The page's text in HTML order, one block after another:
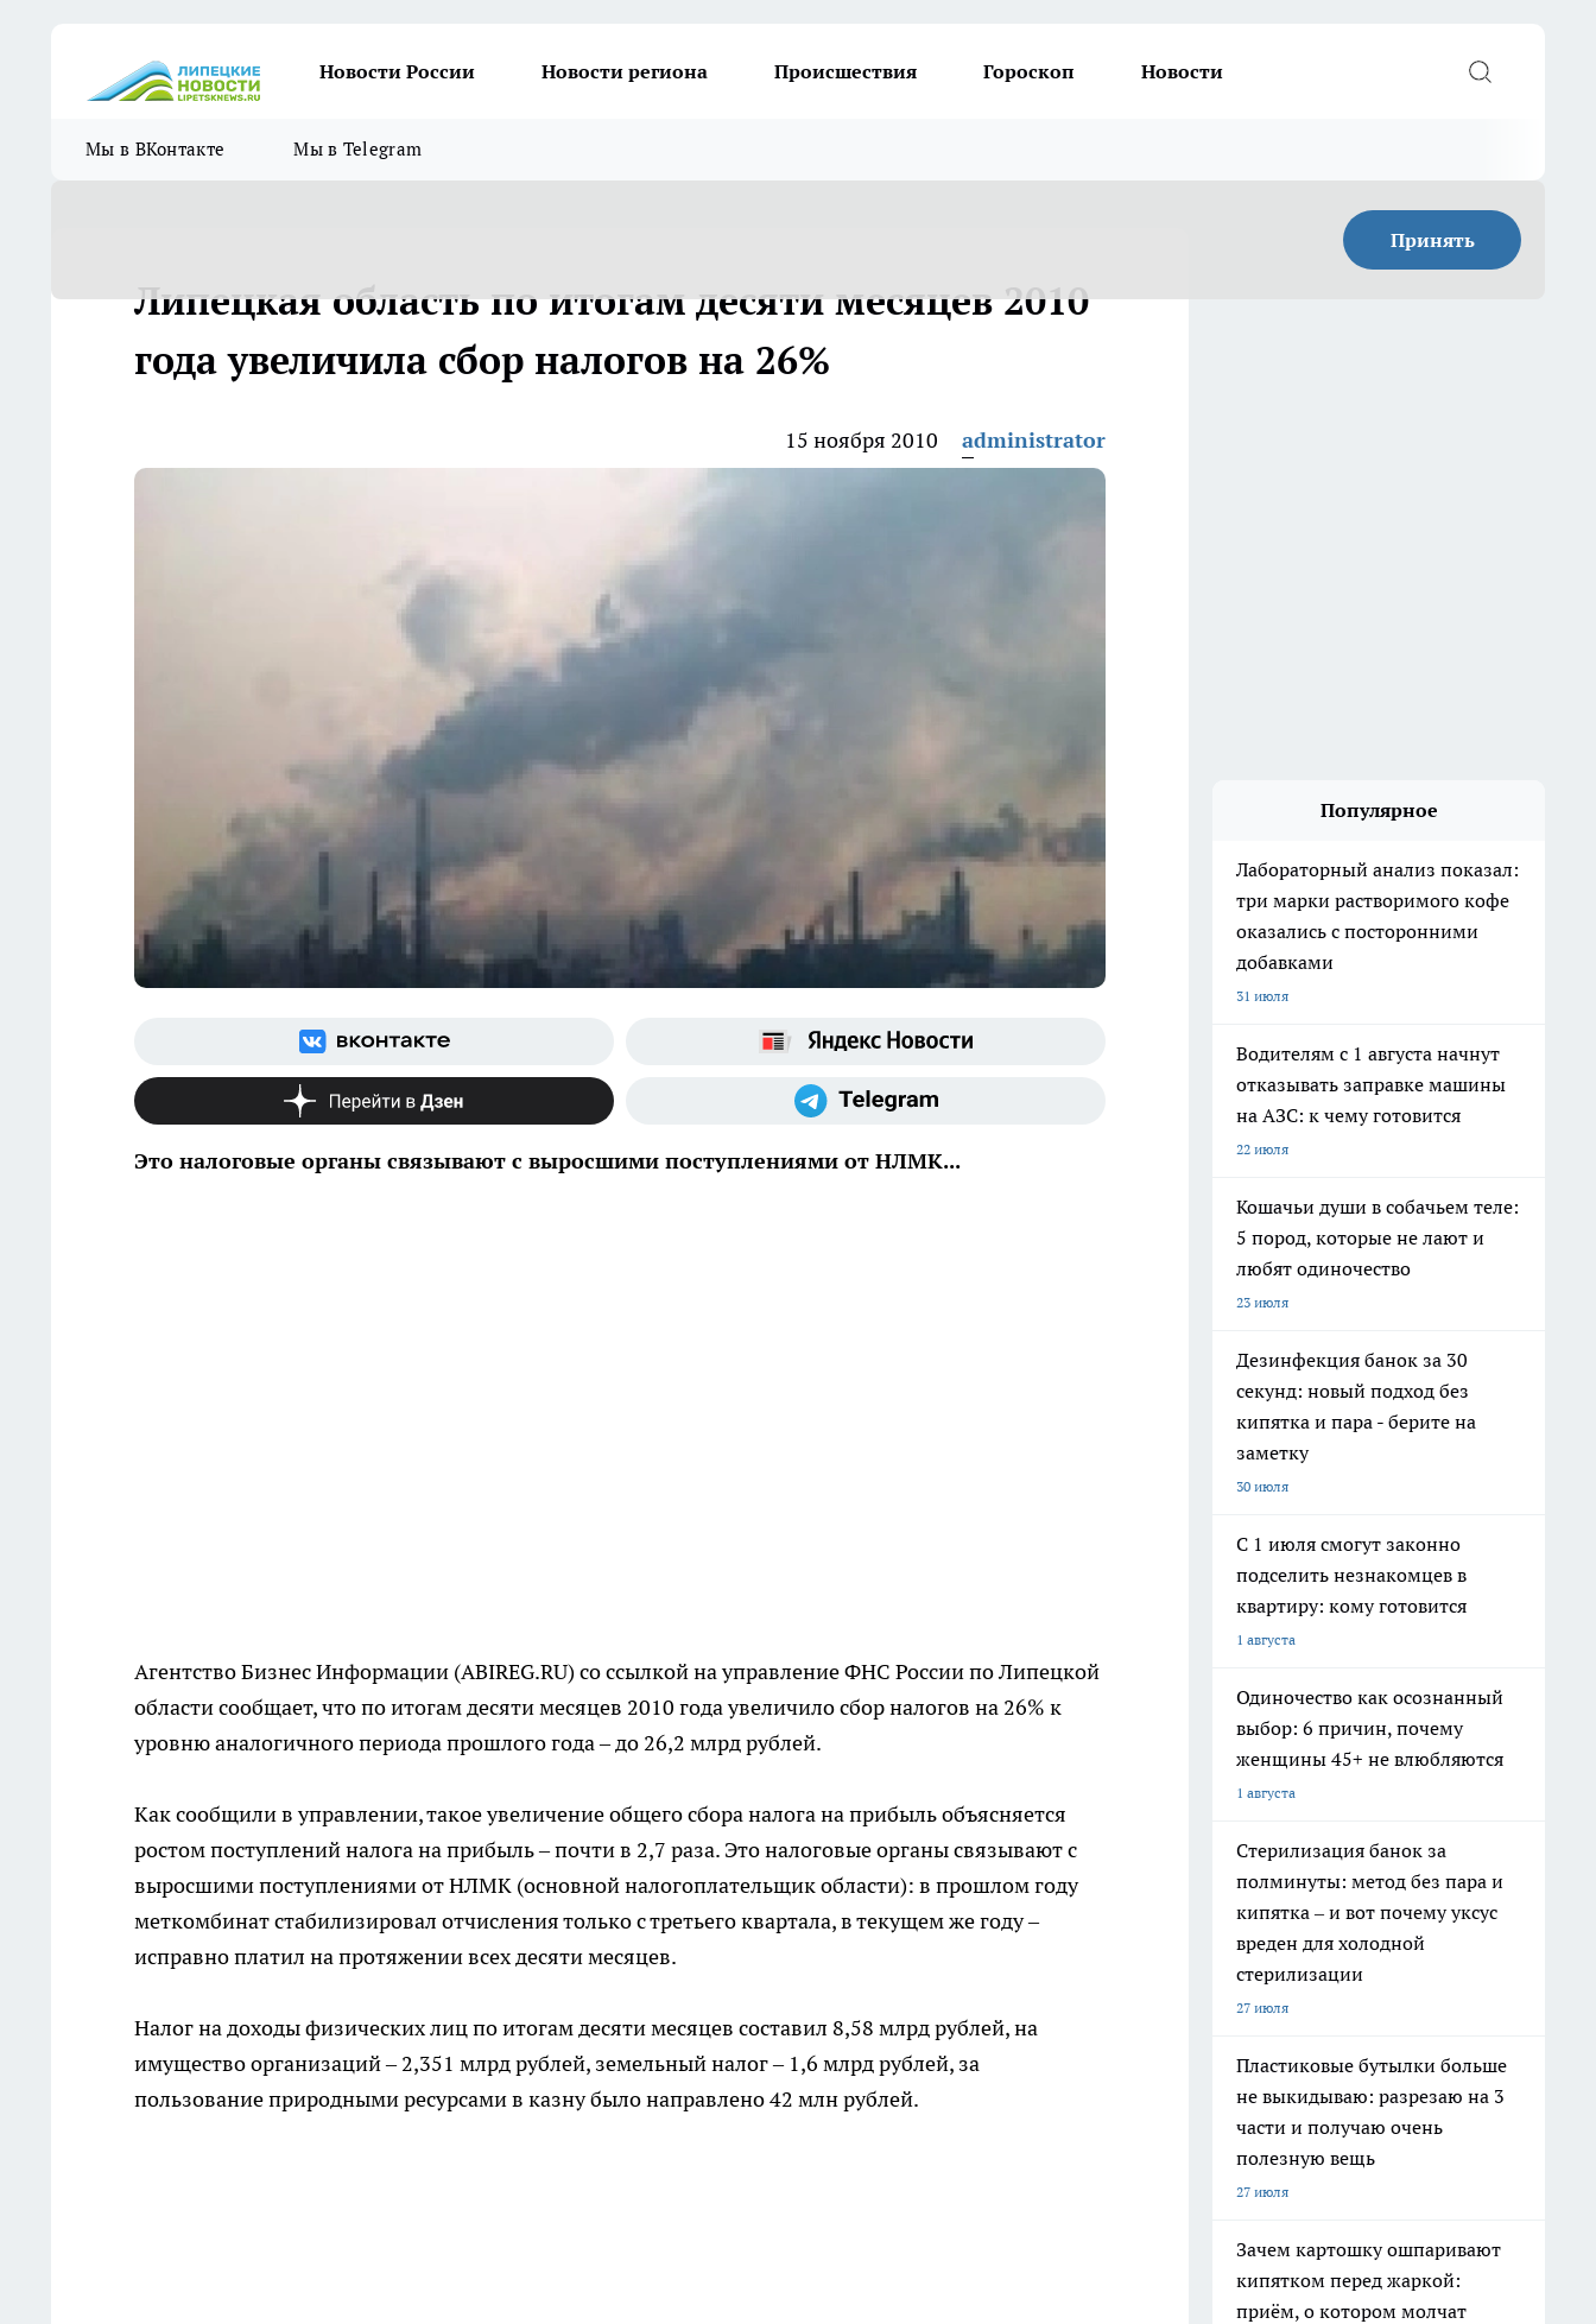
Новости России Новости региона Происшествия Гороскоп Новости
Мы в ВКонтакте Мы в Telegram
Принять
Липецкая область по итогам десяти месяцев 2010
года увеличила сбор налогов на 26%
15 ноября 2010 administrator
Это налоговые органы связывают с выросшими поступлениями от НЛМК...
Агентство Бизнес Информации (ABIREG.RU) со ссылкой на управление ФНС России по Липецкой
области сообщает, что по итогам десяти месяцев 2010 года увеличило сбор налогов на 26% к
уровню аналогичного периода прошлого года – до 26,2 млрд рублей.
Как сообщили в управлении, такое увеличение общего сбора налога на прибыль объясняется
ростом поступлений налога на прибыль – почти в 2,7 раза. Это налоговые органы связывают с
выросшими поступлениями от НЛМК (основной налогоплательщик области): в прошлом году
меткомбинат стабилизировал отчисления только с третьего квартала, в текущем же году –
исправно платил на протяжении всех десяти месяцев.
Налог на доходы физических лиц по итогам десяти месяцев составил 8,58 млрд рублей, на
имущество организаций – 2,351 млрд рублей, земельный налог – 1,6 млрд рублей, за
пользование природными ресурсами в казну было направлено 42 млн рублей.
Популярное
Лабораторный анализ показал:
три марки растворимого кофе
оказались с посторонними
добавками
31 июля
Водителям с 1 августа начнут
отказывать заправке машины
на АЗС: к чему готовится
22 июля
Кошачьи души в собачьем теле:
5 пород, которые не лают и
любят одиночество
23 июля
Дезинфекция банок за 30
секунд: новый подход без
кипятка и пара - берите на
заметку
30 июля
С 1 июля смогут законно
подселить незнакомцев в
квартиру: кому готовится
1 августа
Одиночество как осознанный
выбор: 6 причин, почему
женщины 45+ не влюбляются
1 августа
Стерилизация банок за
полминуты: метод без пара и
кипятка – и вот почему уксус
вреден для холодной
стерилизации
27 июля
Пластиковые бутылки больше
не выкидываю: разрезаю на 3
части и получаю очень
полезную вещь
27 июля
Зачем картошку ошпаривают
кипятком перед жаркой:
приём, о котором молчат